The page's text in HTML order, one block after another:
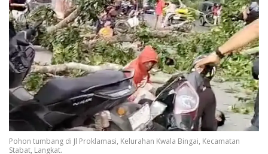
Pohon tumbang di Jl Proklamasi, Kelurahan Kwala Bingai, Kecamatan
Stabat, Langkat.